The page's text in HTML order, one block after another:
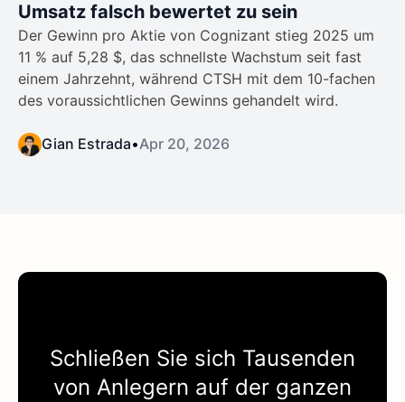
Umsatz falsch bewertet zu sein
Der Gewinn pro Aktie von Cognizant stieg 2025 um
11 % auf 5,28 $, das schnellste Wachstum seit fast
einem Jahrzehnt, während CTSH mit dem 10-fachen
des voraussichtlichen Gewinns gehandelt wird.
Gian Estrada•Apr 20, 2026
Schließen Sie sich Tausenden
von Anlegern auf der ganzen